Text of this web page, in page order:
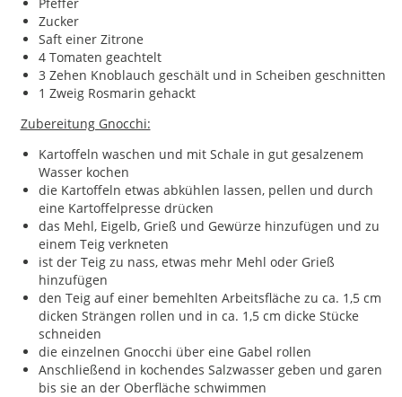
Zucker
Saft einer Zitrone
4 Tomaten geachtelt
3 Zehen Knoblauch geschält und in Scheiben geschnitten
1 Zweig Rosmarin gehackt
Zubereitung Gnocchi:
Kartoffeln waschen und mit Schale in gut gesalzenem
Wasser kochen
die Kartoffeln etwas abkühlen lassen, pellen und durch
eine Kartoffelpresse drücken
das Mehl, Eigelb, Grieß und Gewürze hinzufügen und zu
einem Teig verkneten
ist der Teig zu nass, etwas mehr Mehl oder Grieß
hinzufügen
den Teig auf einer bemehlten Arbeitsfläche zu ca. 1,5 cm
dicken Strängen rollen und in ca. 1,5 cm dicke Stücke
schneiden
die einzelnen Gnocchi über eine Gabel rollen
Anschließend in kochendes Salzwasser geben und garen
bis sie an der Oberfläche schwimmen